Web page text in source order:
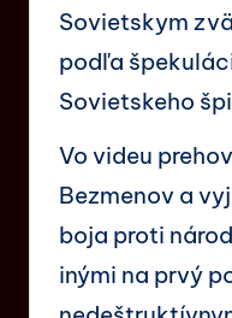
Sovietskym
podľa
Sovietskeho
Vo videu
Bezmenov a
boja proti
inými na prvý